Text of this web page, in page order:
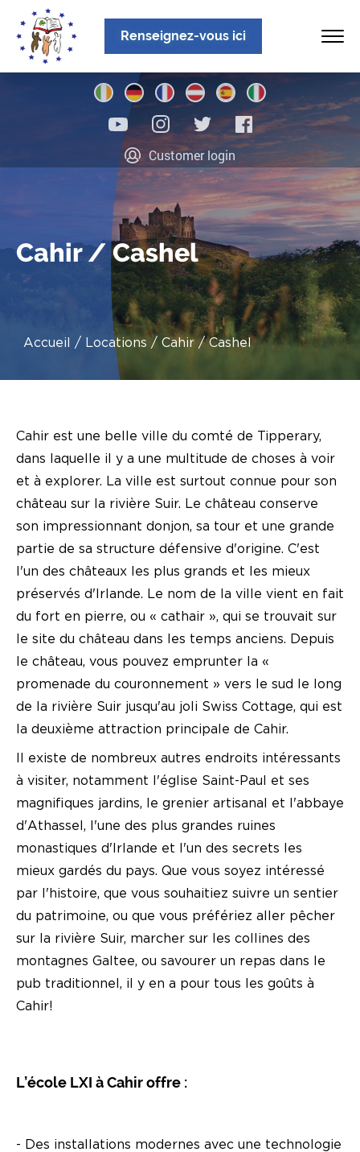
Accueil
Qui sommes-nous?
Programmes
Localisations
Blog
FAQ
Contactez-nous
Renseignez-vous ici
Customer login
Cahir / Cashel
Accueil Locations Cahir / Cashel
Cahir est une belle ville du comté de Tipperary,
dans laquelle il y a une multitude de choses à voir
et à explorer. La ville est surtout connue pour son
château sur la rivière Suir. Le château conserve
son impressionnant donjon, sa tour et une grande
partie de sa structure défensive d'origine. C'est
l'un des châteaux les plus grands et les mieux
préservés d'Irlande. Le nom de la ville vient en fait
du fort en pierre, ou « cathair », qui se trouvait sur
le site du château dans les temps anciens. Depuis
le château, vous pouvez emprunter la «
promenade du couronnement » vers le sud le long
de la rivière Suir jusqu'au joli Swiss Cottage, qui est
la deuxième attraction principale de Cahir.
Il existe de nombreux autres endroits intéressants
à visiter, notamment l'église Saint-Paul et ses
magnifiques jardins, le grenier artisanal et l'abbaye
d'Athassel, l'une des plus grandes ruines
monastiques d'Irlande et l'un des secrets les
mieux gardés du pays. Que vous soyez intéressé
par l'histoire, que vous souhaitiez suivre un sentier
du patrimoine, ou que vous préfériez aller pêcher
sur la rivière Suir, marcher sur les collines des
montagnes Galtee, ou savourer un repas dans le
pub traditionnel, il y en a pour tous les goûts à
Cahir!
L’école LXI à Cahir offre :
- Des installations modernes avec une technologie